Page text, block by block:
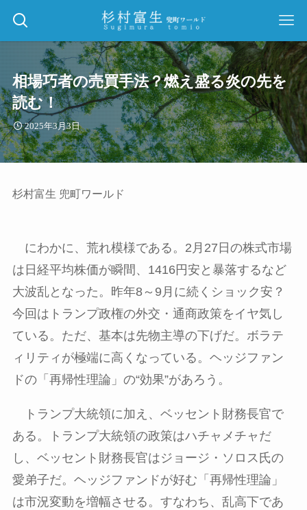
相場巧者の売買手法？燃え盛る炎の先を
読む！
2025年3月3日
杉村富生 兜町ワールド
にわかに、荒れ模様である。 2 月 27 日の株式市場
は日経平均株価が瞬間、 1416円安と暴落するなど
大波乱となった。昨年8～ 9 月に続くショック安？
今回はトランプ政権の外交・通商政策をイヤ気し
ている。ただ、基本は先物主導の下げだ。ボラテ
ィリティが極端に高くなっている。ヘッジファン
ドの「再帰性理論」の“効果”があろう。
トランプ大統領に加え、ベッセント財務長官で
ある。トランプ大統領の政策はハチャメチャだ
し、ベッセント財務長官はジョージ・ソロス氏の
愛弟子だ。ヘッジファンドが好む「再帰性理論」
は市況変動を増幅させる。すなわち、乱高下であ